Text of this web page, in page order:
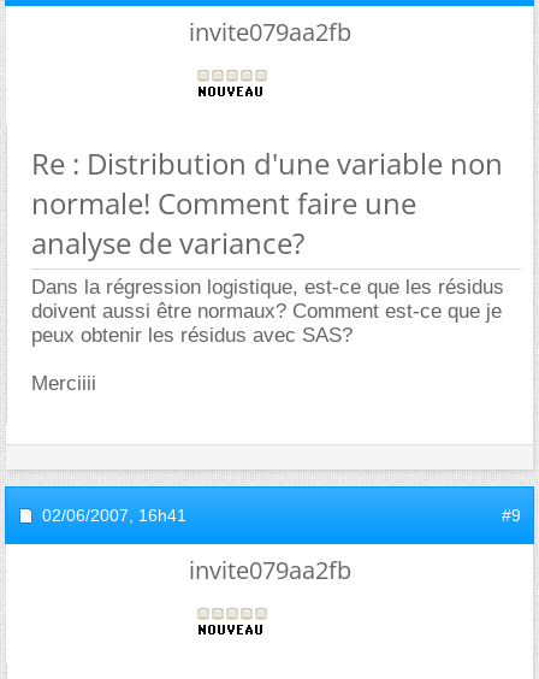
invite079aa2fb
Re : Distribution d'une variable non
normale! Comment faire une
analyse de variance?
Dans la régression logistique, est-ce que les résidus
doivent aussi être normaux? Comment est-ce que je
peux obtenir les résidus avec SAS?
Merciiii
02/06/2007, 16h41 #9
invite079aa2fb